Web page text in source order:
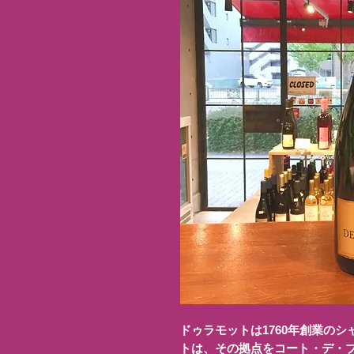
ドゥラモットは1760年創業の
トは、その拠点をコート・デ・